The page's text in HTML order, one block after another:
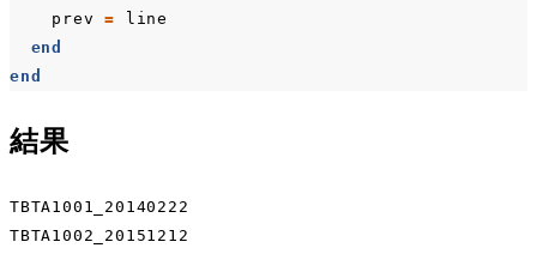
prev
=
line
end
end
結果
TBTA1001_20140222
TBTA1002_20151212